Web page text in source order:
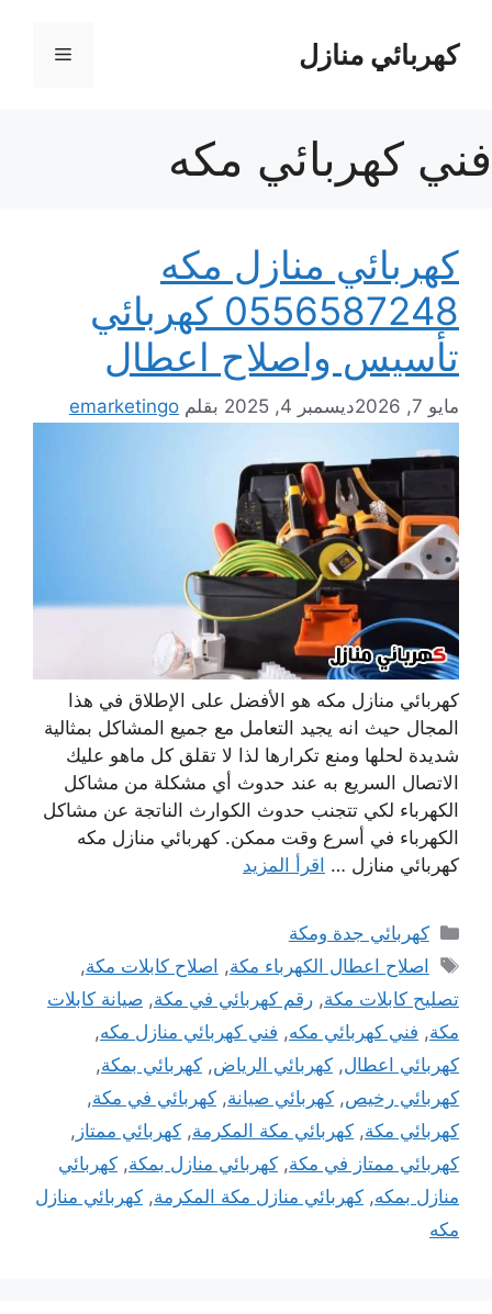
المحتوىكهربائي منازل القائمة
فني كهربائي مكه
كهربائي منازل مكه
0556587248 كهربائي
تأسيس واصلاح اعطال
مايو 7, 2026 ديسمبر 4, 2025 بقلم emarketingo
كهربائي منازل مكه هو الأفضل على الإطلاق في هذا
المجال حيث انه يجيد التعامل مع جميع المشاكل بمثالية
شديدة لحلها ومنع تكرارها لذا لا تقلق كل ماهو عليك
الاتصال السريع به عند حدوث أي مشكلة من مشاكل
الكهرباء لكي تتجنب حدوث الكوارث الناتجة عن مشاكل
الكهرباء في أسرع وقت ممكن. كهربائي منازل مكه
كهربائي منازل … اقرأ المزيد
التصنيفات
كهربائي جدة ومكة
الوسوم
اصلاح اعطال الكهرباء مكة, اصلاح كابلات مكة,
تصليح كابلات مكة, رقم كهربائي في مكة, صيانة كابلات
مكة, فني كهربائي مكه, فني كهربائي منازل مكه,
كهربائي اعطال, كهربائي الرياض, كهربائي بمكة,
كهربائي رخيص, كهربائي صيانة, كهربائي في مكة,
كهربائي مكة, كهربائي مكة المكرمة, كهربائي ممتاز ,
كهربائي ممتاز في مكة, كهربائي منازل بمكة, كهربائي
منازل بمكه, كهربائي منازل مكة المكرمة, كهربائي منازل
مكه